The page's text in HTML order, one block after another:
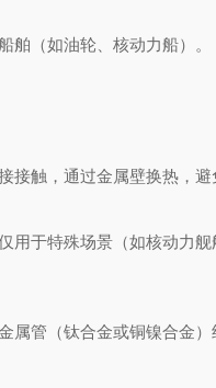
舶（如油轮、核动力船）。
接触，通过金属壁换热，
用于特殊场景（如核动力
属管（钛合金或铜镍合金